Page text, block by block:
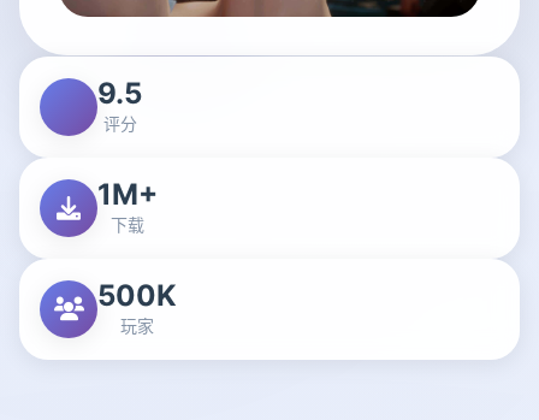
9.5
评分
1M+
下载
500K
玩家